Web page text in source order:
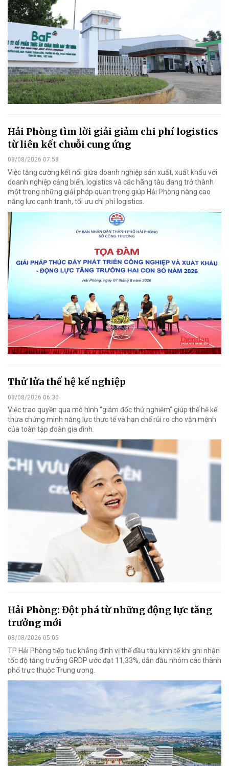
Hải Phòng tìm lời giải giảm chi phí logistics
từ liên kết chuỗi cung ứng
08/08/2026 07:58
Việc tăng cường kết nối giữa doanh nghiệp sản xuất, xuất khẩu với
doanh nghiệp cảng biển, logistics và các hãng tàu đang trở thành
một trong những giải pháp quan trọng giúp Hải Phòng nâng cao
năng lực cạnh tranh, tối ưu chi phí logistics.
Thử lửa thế hệ kế nghiệp
08/08/2026 06:30
Việc trao quyền qua mô hình “giám đốc thử nghiệm” giúp thế hệ kế
thừa chứng minh năng lực thực tế và hạn chế rủi ro cho vận mệnh
của toàn tập đoàn gia đình.
Hải Phòng: Đột phá từ những động lực tăng
trưởng mới
08/08/2026 05:05
TP Hải Phòng tiếp tục khẳng định vị thế đầu tàu kinh tế khi ghi nhận
tốc độ tăng trưởng GRDP ước đạt 11,33%, dẫn đầu nhóm các thành
phố trực thuộc Trung ương.